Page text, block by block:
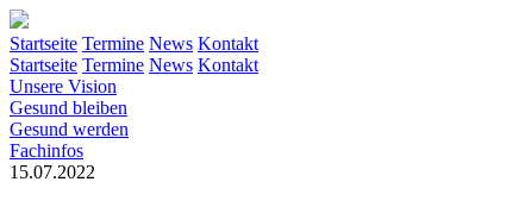
Startseite Termine News Kontakt
Startseite Termine News Kontakt
Unsere Vision
Gesund bleiben
Gesund werden
Fachinfos
15.07.2022